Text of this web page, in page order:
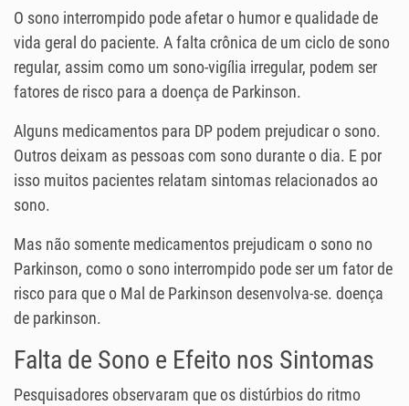
O sono interrompido pode afetar o humor e qualidade de
vida geral do paciente. A falta crônica de um ciclo de sono
regular, assim como um sono-vigília irregular, podem ser
fatores de risco para a doença de Parkinson.
Alguns medicamentos para DP podem prejudicar o sono.
Outros deixam as pessoas com sono durante o dia. E por
isso muitos pacientes relatam sintomas relacionados ao
sono.
Mas não somente medicamentos prejudicam o sono no
Parkinson, como o sono interrompido pode ser um fator de
risco para que o Mal de Parkinson desenvolva-se. doença
de parkinson.
Falta de Sono e Efeito nos Sintomas
Pesquisadores observaram que os distúrbios do ritmo